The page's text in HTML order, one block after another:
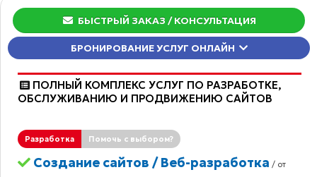
БЫСТРЫЙ ЗАКАЗ / КОНСУЛЬТАЦИЯ
БРОНИРОВАНИЕ УСЛУГ ОНЛАЙН
ПОЛНЫЙ КОМПЛЕКС УСЛУГ ПО РАЗРАБОТКЕ,
ОБCЛУЖИВАНИЮ И ПРОДВИЖЕНИЮ САЙТОВ
Разработка Помочь с выбором?
Создание сайтов / Веб-разработка / от